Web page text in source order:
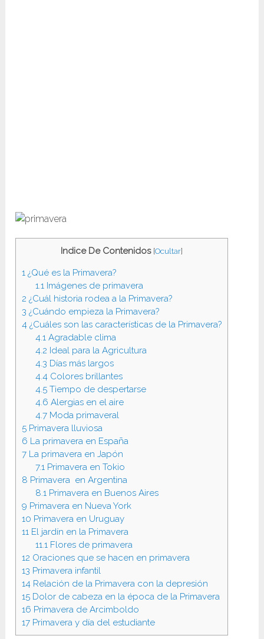
Indice De Contenidos [Ocultar]
1 ¿Qué es la Primavera?
1.1Imágenes de primavera
2 ¿Cuál historia rodea a la Primavera?
3 ¿Cuándo empieza la Primavera?
4 ¿Cuáles son las características de la Primavera?
4.1Agradable clima
4.2 Ideal para la Agricultura
4.3 Días más largos
4.4Colores brillantes
4.5Tiempo de despertarse
4.6 Alergias en el aire
4.7Moda primaveral
5 Primavera lluviosa
6 La primavera en España
7 La primavera en Japón
7.1Primavera en Tokio
8 Primavera en Argentina
8.1Primavera en Buenos Aires
9 Primavera en Nueva York
10 Primavera en Uruguay
11 El jardín en la Primavera
11.1Flores de primavera
12 Oraciones que se hacen en primavera
13 Primavera infantil
14 Relación de la Primavera con la depresión
15 Dolor de cabeza en la época de la Primavera
16 Primavera de Arcimboldo
17 Primavera y día del estudiante